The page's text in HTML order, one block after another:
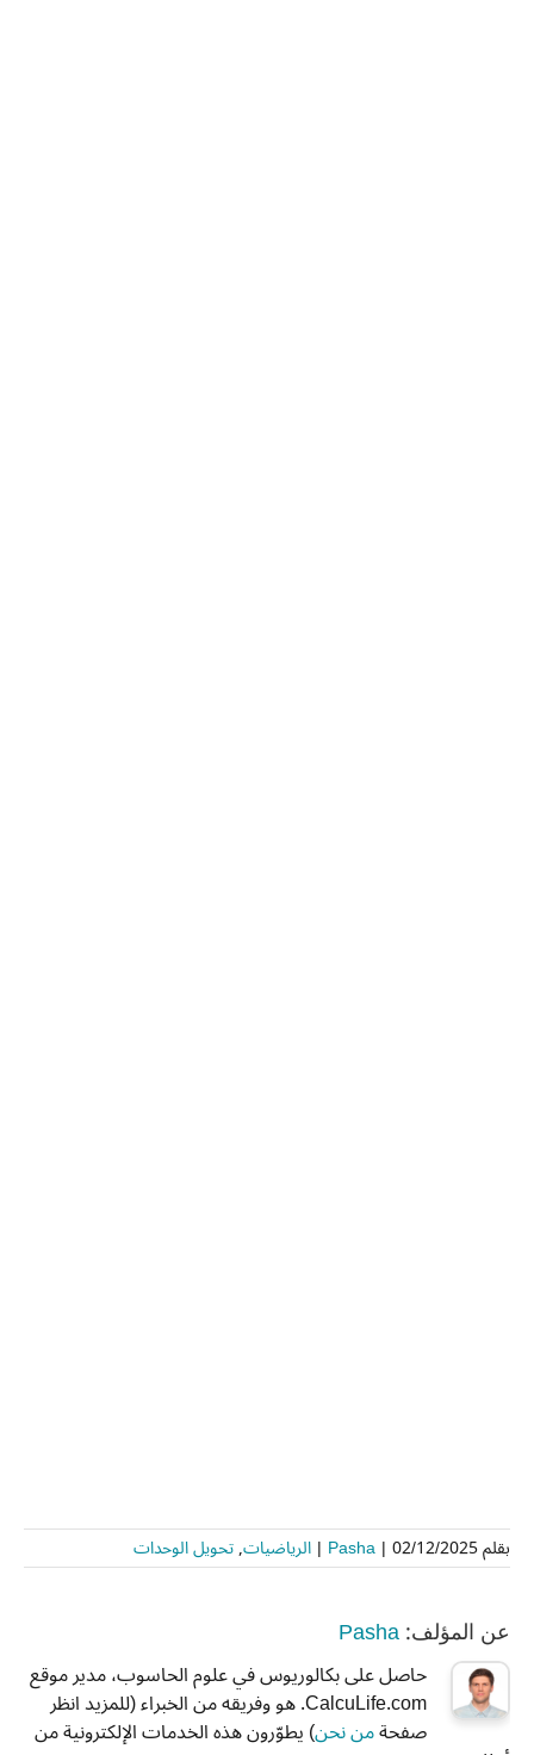
بقلم Pasha | 02/12/2025
| الرياضيات,تحويل الوحدات
عن المؤلف: Pasha
حاصل على بكالوريوس في علوم الحاسوب، مدير موقع
CalcuLife.com. هو وفريقه من الخبراء (للمزيد انظر
صفحةمن نحن) يطوّرون هذه الخدمات الإلكترونية من